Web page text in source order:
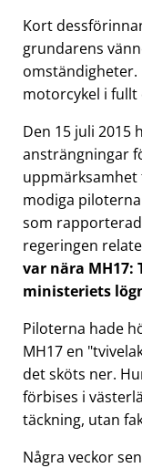
Kort
grundarens
omständigheter.
motorcykel i fullt
Den 15 juli 2015
ansträngningar
modiga
som
regeringen
var nära MH17:
ministeriets
Piloterna hade
MH17 en
det sköts ner.
förbises i
täckning, utan
Några veckor